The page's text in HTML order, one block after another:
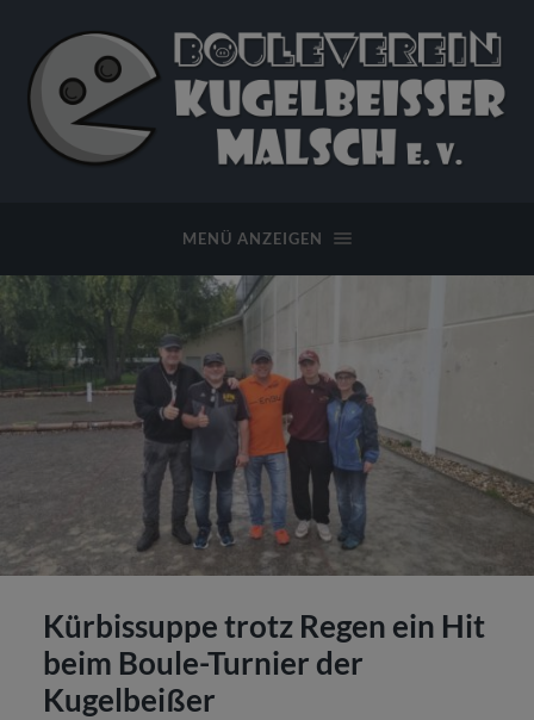
MENÜ ANZEIGEN
Kürbissuppe trotz Regen ein Hit
beim Boule-Turnier der
Kugelbeißer